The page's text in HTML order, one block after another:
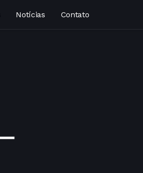
Notícias Contato